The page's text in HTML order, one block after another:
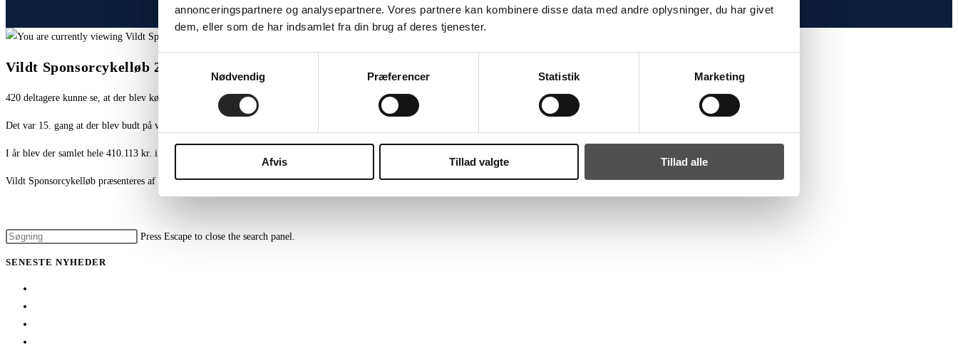
annonceringspartnere og analysepartnere. Vores partnere kan kombinere disse data med andre oplysninger, du har givet
dem, eller som de har indsamlet fra din brug af deres tjenester.
Samtykkevalg
Nødvendig
Præferencer Statistik Marketing
Afvis Tillad valgte Tillad alle
Vildt Sponsorcykelløb 2026
420 deltagere kunne se, at der blev kørt stærkt på cyklerne inden hjemmekampen mod Give.
Det var 15. gang at der blev budt på vildt sponsorcykelløb og god stemning i Hal1.
I år blev der samlet hele 410.113 kr. ind i forbindelse med sponsorcykelløbet, og der skal derfor lyde en kæmpe tak til alle, der deltog og bidrog.
Vildt Sponsorcykelløb præsenteres af STARK MARIBOogSUNDFARTEN
Press Escape to close the search panel.
SENESTE NYHEDER